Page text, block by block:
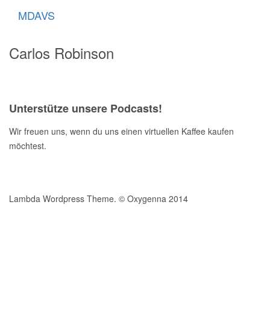
MDAVS
Carlos Robinson
Unterstütze unsere Podcasts!
Wir freuen uns, wenn du uns einen virtuellen Kaffee kaufen
möchtest.
Lambda Wordpress Theme. © Oxygenna 2014